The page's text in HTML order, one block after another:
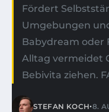
Fördert
Umgebungen
Babydream oder
Alltag vermeidet
Bebivita ziehen.
STEFAN KOCH•8.